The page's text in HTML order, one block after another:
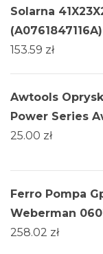
Solarna
(A0761847116A)
153.59 zł
Awtools
Power Series
25.00 zł
Ferro Pompa
Weberman
258.02 zł